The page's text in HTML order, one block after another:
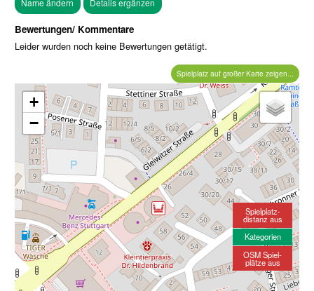
Bewertungen/ Kommentare
Leider wurden noch keine Bewertungen getätigt.
Spielplatz auf großer Karte zeigen...
+
−
Spielplatz-
distanz aus
Kategorien
OSM Spiel-
plätze aus